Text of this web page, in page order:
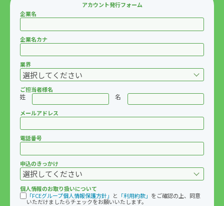
アカウント発行フォーム
企業名
企業名カナ
業界
ご担当者様名
姓 名
メールアドレス
電話番号
申込のきっかけ
個人情報のお取り扱いについて
「FCEグループ個人情報保護方針」 と 「利用約款」 をご確認の上、同意
いただけましたらチェックをお願いいたします。